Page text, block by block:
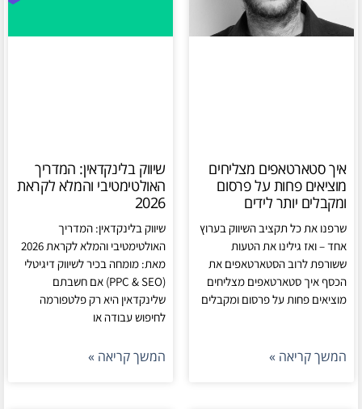
איך סטארטאפים מצליחים
מוציאים פחות על פרסום
ומקבלים יותר לידים
שרפנו את כל תקציב השיווק בערוץ
אחד – ואז גילינו את הטעות
ששורפת לרוב הסטארטאפים את
הכסף איך סטארטאפים מצליחים
מוציאים פחות על פרסום ומקבלים
המשך קריאה »
שיווק בלינקדאין: המדריך
האולטימטיבי והמלא לקראת
2026
שיווק בלינקדאין: המדריך
מאת: מומחה בכיר לשיווק דיגיטלי
(PPC & SEO) אם חשבתם
שלינקדאין היא רק פלטפורמה
לחיפוש עבודה או
המשך קריאה »